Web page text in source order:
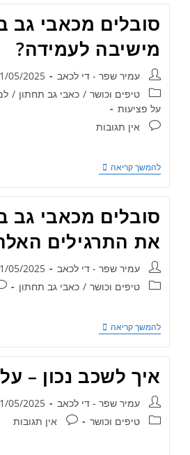
סובלים מכאבי גב
מישיבה לעמידה?
עמיר שפר - די לכאב
05/2025
טיפים וכושר / כאבי גב תחתון /
על פציעות
אין תגובות
להמשך קריאה
סובלים מכאבי גב
את התרגילים
עמיר שפר - די לכאב
05/2025
טיפים וכושר / כאבי גב תחתון
להמשך קריאה
איך לשכב נכון –
עמיר שפר - די לכאב
05/2025
טיפים וכושר
אין תגובות